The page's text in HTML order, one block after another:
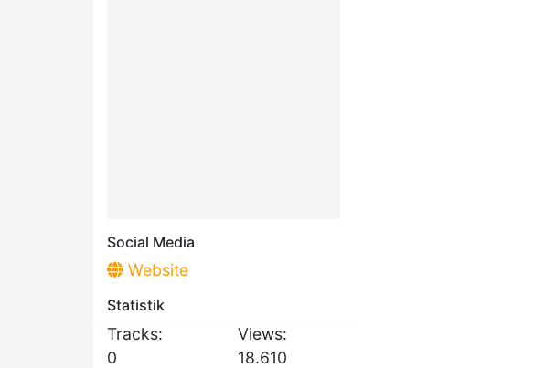
Social Media
Website
Statistik
Tracks:
0
Views:
18.610